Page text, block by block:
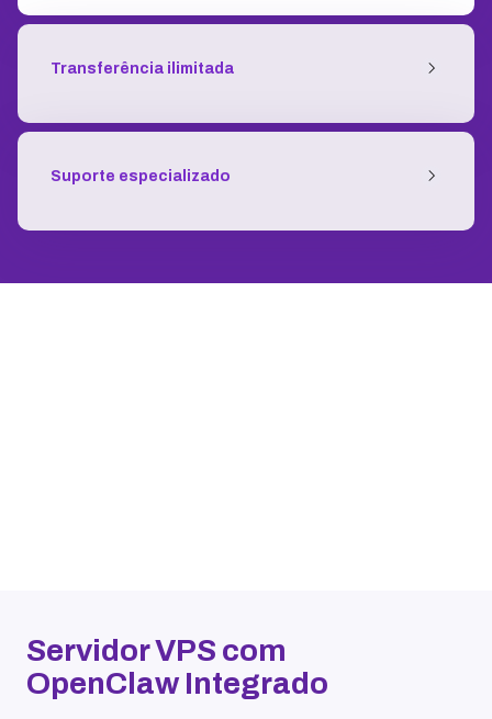
Transferência ilimitada
Suporte especializado
Servidor VPS com
OpenClaw Integrado